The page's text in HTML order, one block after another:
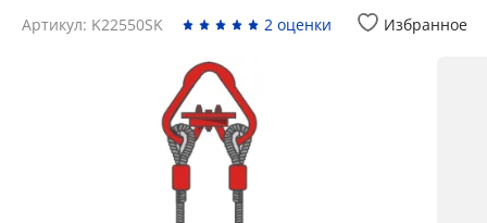
Артикул: K22550SK 2 оценки Избранное